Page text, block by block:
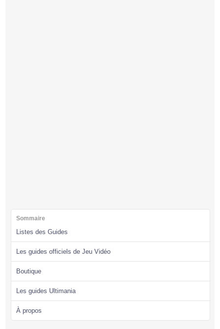
Sommaire
Listes des Guides
Les guides officiels de Jeu Vidéo
Boutique
Les guides Ultimania
À propos